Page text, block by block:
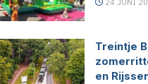
Treintje
en